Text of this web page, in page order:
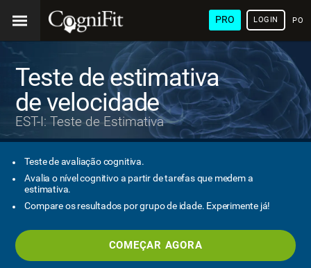
PRO LOGIN
Teste de estimativa
de velocidade
EST-I: Teste de Estimativa
Teste de avaliação cognitiva.
Avalia o nível cognitivo a partir de tarefas que medem a
estimativa.
Compare os resultados por grupo de idade. Experimente já!
COMEÇAR AGORA